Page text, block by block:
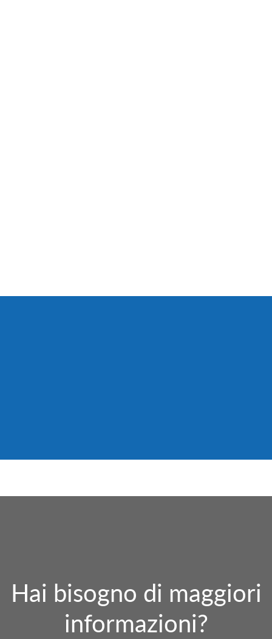
Hai bisogno di maggiori
informazioni?